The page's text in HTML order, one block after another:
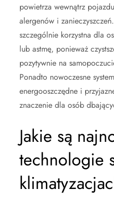
powietrza wewnątrz
alergenów i
szczególnie korzystna dla
lub astmę, ponieważ
pozytywnie na
Ponadto nowoczesne
energooszczędne i
znaczenie dla osób
Jakie są
technologie